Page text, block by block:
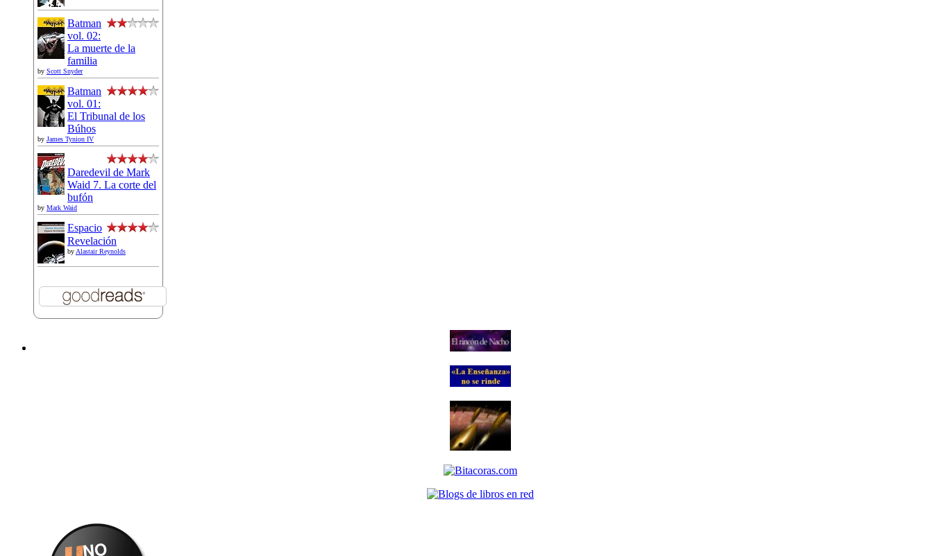
Batman
vol. 02:
La muerte de la
familia
by Scott Snyder
Batman
vol. 01:
El Tribunal de los
Búhos
by James Tynion IV
Daredevil de Mark
Waid 7. La corte del
bufón
by Mark Waid
Espacio
Revelación
byAlastair Reynolds